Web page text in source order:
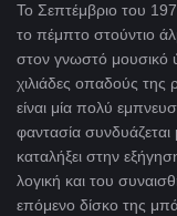
To Σεπτέμβριο του
το πέμπτο στούντιο
στον γνωστό
χιλιάδες οπαδούς της
είναι μία πολύ
φαντασία
καταλήξει στην
λογική και του
επόμενο δίσκο της